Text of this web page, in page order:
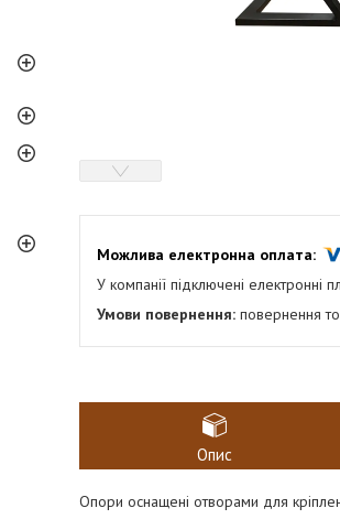
У компанії підключені
повернення
Опис
Опори оснащені отворами для